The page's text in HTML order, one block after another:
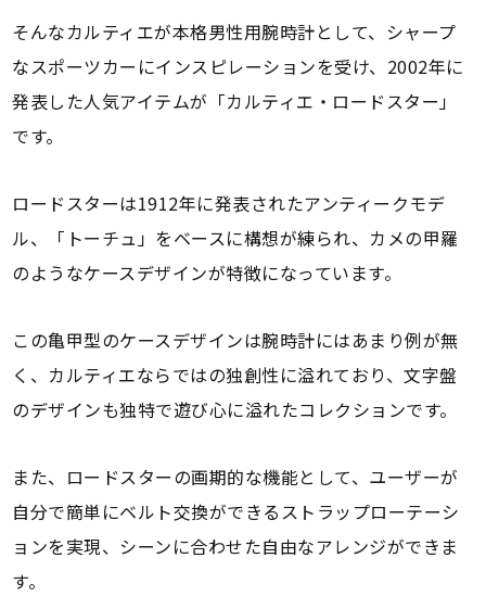
そんなカルティエが本格男性用腕時計として、シャープ
なスポーツカーにインスピレーションを受け、2002年に
発表した人気アイテムが「カルティエ・ロードスター」
です。
ロードスターは1912年に発表されたアンティークモデ
ル、「トーチュ」をベースに構想が練られ、カメの甲羅
のようなケースデザインが特徴になっています。
この亀甲型のケースデザインは腕時計にはあまり例が無
く、カルティエならではの独創性に溢れており、文字盤
のデザインも独特で遊び心に溢れたコレクションです。
また、ロードスターの画期的な機能として、ユーザーが
自分で簡単にベルト交換ができるストラップローテーシ
ョンを実現、シーンに合わせた自由なアレンジができま
す。